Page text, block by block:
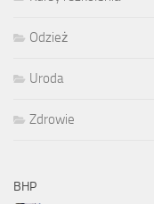
Odzież
Uroda
Zdrowie
BHP